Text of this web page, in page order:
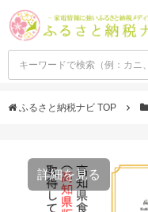
ふるさと納税ナビ TOP
詳細を見る